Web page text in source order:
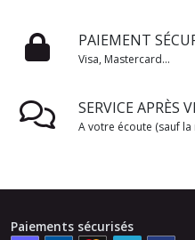
PAIEMENT
Visa, Mastercard...
SERVICE APRÈS
A votre écoute (sauf la
Paiements sécurisés